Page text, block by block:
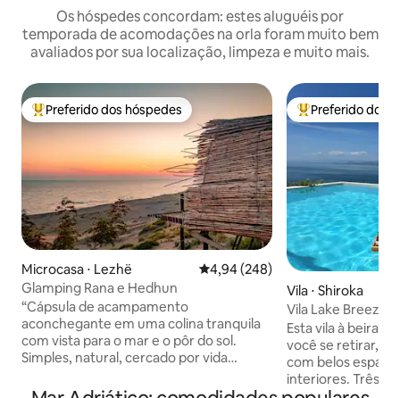
Os hóspedes concordam: estes aluguéis por
temporada de acomodações na orla foram muito bem
avaliados por sua localização, limpeza e muito mais.
Entre os melhores preferidos dos hóspedes
Preferido dos hóspedes
Microcasa ⋅ Lezhë 4,94 de uma avaliação média de
4,94 (248)
Glamping Rana e Hedhun
“Cápsula de acampamento
aconchegante em uma colina tranquila
com vista para o mar e o pôr do sol.
Simples, natural, cercado por vida
ouça os pássaros e desfrute de frutos do
Entre os
Preferido dos
Vila ⋅ Shiroka
Vila Lake Breeze
magníficas
Esta vila à beira
você se retirar,
com belos
interiores. Três